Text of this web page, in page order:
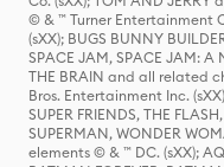
© & ™ Turner Entertainment
(sXX); BUGS BUNNY
SPACE JAM, SPACE JAM: A
THE BRAIN and all related
Bros. Entertainment Inc.
SUPER FRIENDS, THE
SUPERMAN, WONDER
elements © & ™ DC. (sXX);